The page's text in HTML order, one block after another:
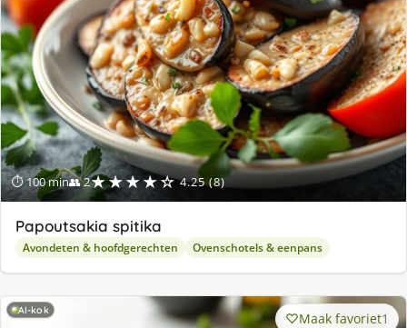
⏱ 100 min👥 2★★★★☆ 4.25 (8)
Papoutsakia spitika
Avondeten & hoofdgerechten Ovenschotels & eenpans
AI-kok Maak favoriet1